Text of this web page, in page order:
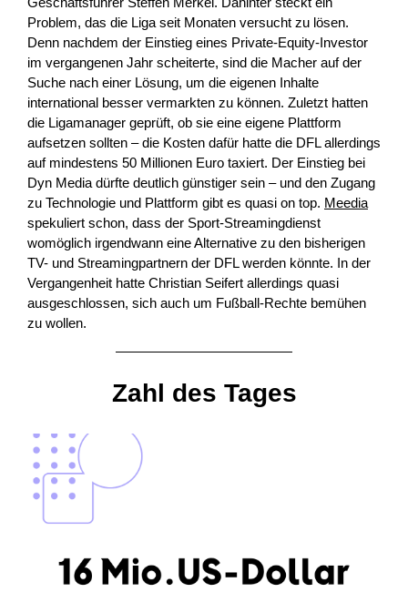
Problem, das die Liga seit Monaten versucht zu lösen.
Denn nachdem der Einstieg eines Private-Equity-Investor
im vergangenen Jahr scheiterte, sind die Macher auf der
Suche nach einer Lösung, um die eigenen Inhalte
international besser vermarkten zu können. Zuletzt hatten
die Ligamanager geprüft, ob sie eine eigene Plattform
aufsetzen sollten – die Kosten dafür hatte die DFL allerdings
auf mindestens 50 Millionen Euro taxiert. Der Einstieg bei
Dyn Media dürfte deutlich günstiger sein – und den Zugang
zu Technologie und Plattform gibt es quasi on top. Meedia
spekuliert schon, dass der Sport-Streamingdienst
womöglich irgendwann eine Alternative zu den bisherigen
TV- und Streamingpartnern der DFL werden könnte. In der
Vergangenheit hatte Christian Seifert allerdings quasi
ausgeschlossen, sich auch um Fußball-Rechte bemühen
zu wollen.
Zahl des Tages